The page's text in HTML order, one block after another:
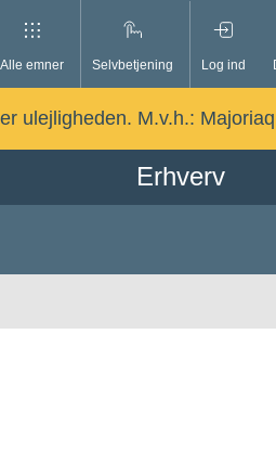
Alle emner Selvbetjening Log ind
ulejligheden. M.v.h.: Majoriaq
Erhverv